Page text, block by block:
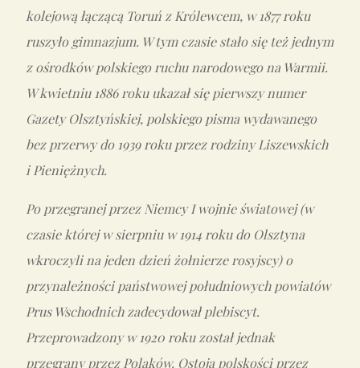
kolejową łączącą Toruń z Królewcem, w 1877 roku
ruszyło gimnazjum. W tym czasie stało się też jednym
z ośrodków polskiego ruchu narodowego na Warmii.
W kwietniu 1886 roku ukazał się pierwszy numer
Gazety Olsztyńskiej, polskiego pisma wydawanego
bez przerwy do 1939 roku przez rodziny Liszewskich
i Pieniężnych.
Po przegranej przez Niemcy I wojnie światowej (w
czasie której w sierpniu w 1914 roku do Olsztyna
wkroczyli na jeden dzień żołnierze rosyjscy) o
przynależności państwowej południowych powiatów
Prus Wschodnich zadecydował plebiscyt.
Przeprowadzony w 1920 roku został jednak
przegrany przez Polaków. Ostoją polskości przez